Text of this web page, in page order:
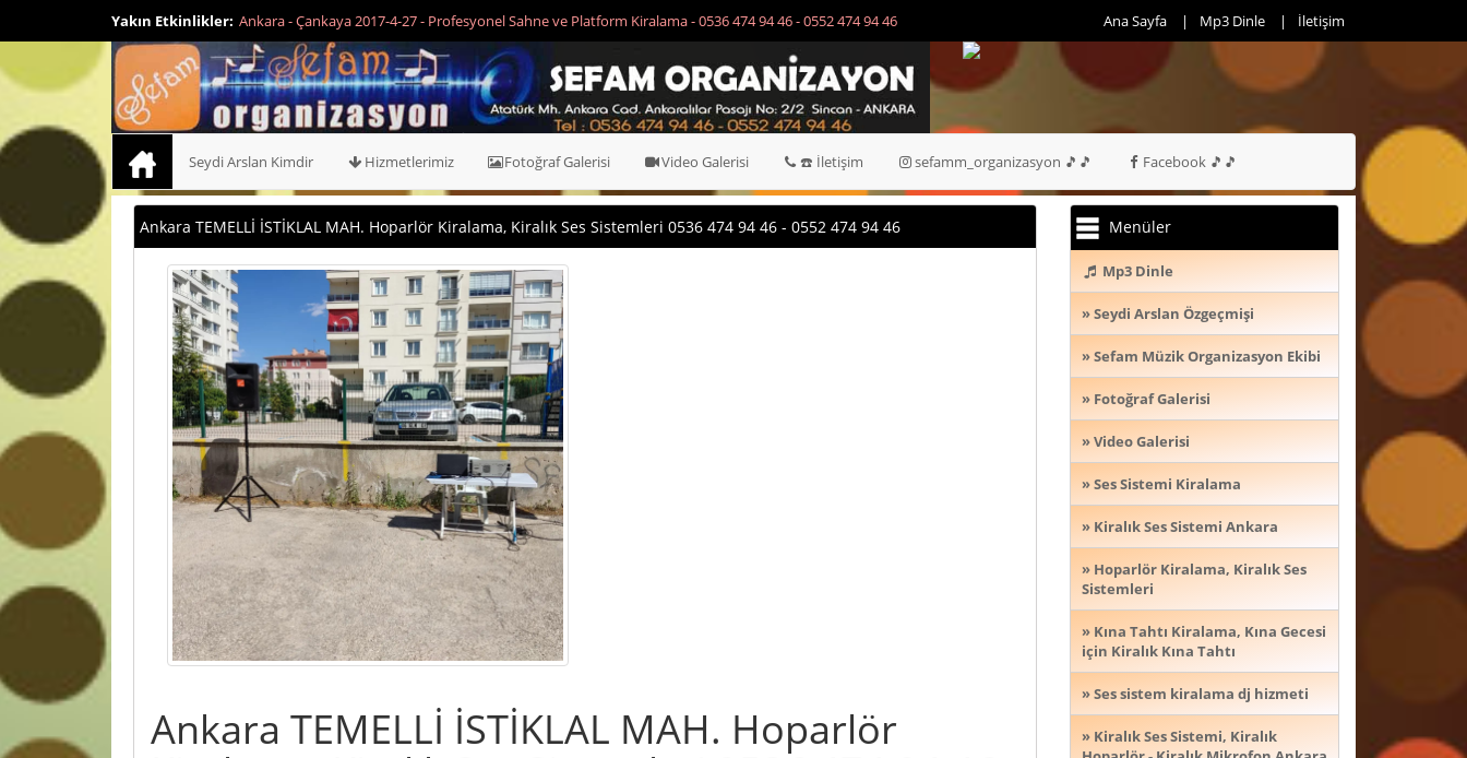
Yakın Etkinlikler:
Sahne ve Platform Kiralama - 0536 474 94 46 - 0552 474 94 46
Ankara - Çamlıdere 2017-2-21 - Masa Sandalye Kiralama - 0536 474 94 46 -
0552 474 94 46
Ana Sayfa Mp3 Dinle İletişim
Seydi Arslan Kimdir Hizmetlerimiz Fotoğraf Galerisi Video Galerisi ☎️ İletişim sefamm_organizasyon 🎵🎵 Facebook 🎵🎵
Ankara TEMELLİ İSTİKLAL MAH. Hoparlör Kiralama, Kiralık Ses Sistemleri 0536 474 94 46 - 0552 474 94 46
Ankara TEMELLİ İSTİKLAL MAH. Hoparlör
Menüler
Mp3 Dinle
» Seydi Arslan Özgeçmişi
» Sefam Müzik Organizasyon Ekibi
» Fotoğraf Galerisi
» Video Galerisi
» Ses Sistemi Kiralama
» Kiralık Ses Sistemi Ankara
» Hoparlör Kiralama, Kiralık Ses
Sistemleri
» Kına Tahtı Kiralama, Kına Gecesi
için Kiralık Kına Tahtı
» Ses sistem kiralama dj hizmeti
» Kiralık Ses Sistemi, Kiralık